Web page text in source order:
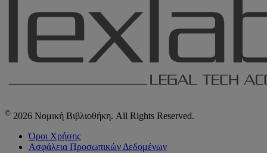
© 2026 Νομική Βιβλιοθήκη. All Rights Reserved.
Όροι Χρήσης
Ασφάλεια Προσωπικών Δεδομένων